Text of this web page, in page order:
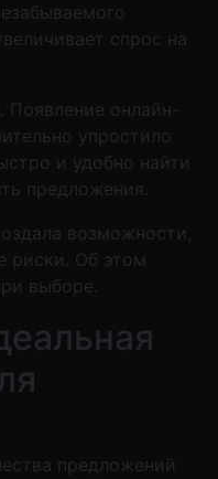
спрос на
Появление онлайн-
упростило
и удобно найти
предложения.
возможности,
риски. Об этом
выборе.
предложений